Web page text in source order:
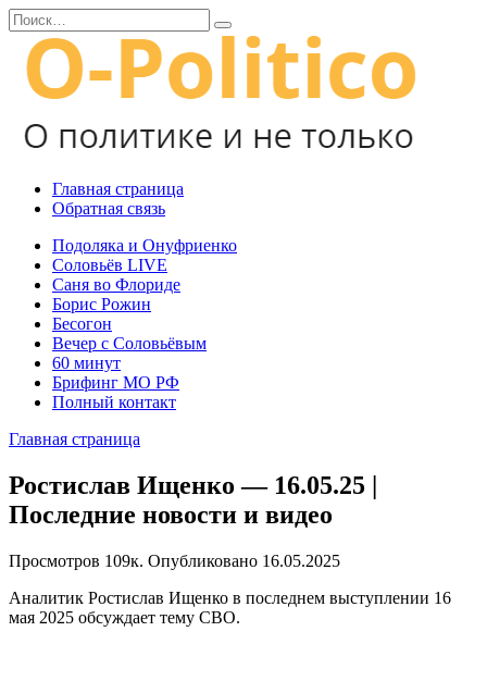
Перейти
к
содержанию
Search
for:
Главная страница
Обратная связь
Подоляка и Онуфриенко
Соловьёв LIVE
Саня во Флориде
Борис Рожин
Бесогон
Вечер с Соловьёвым
60 минут
Брифинг МО РФ
Полный контакт
Главная страница
Ростислав Ищенко — 16.05.25 |
Последние новости и видео
Просмотров 109к. Опубликовано 16.05.2025
Аналитик Ростислав Ищенко в последнем выступлении 16
мая 2025 обсуждает тему СВО.